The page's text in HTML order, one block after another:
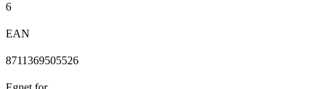
6
EAN
8711369505526